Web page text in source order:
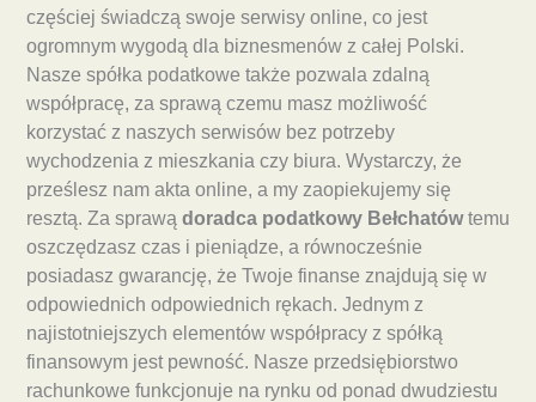
częściej świadczą swoje serwisy online, co jest
ogromnym wygodą dla biznesmenów z całej Polski.
Nasze spółka podatkowe także pozwala zdalną
współpracę, za sprawą czemu masz możliwość
korzystać z naszych serwisów bez potrzeby
wychodzenia z mieszkania czy biura. Wystarczy, że
prześlesz nam akta online, a my zaopiekujemy się
resztą. Za sprawą doradca podatkowy Bełchatówtemu
oszczędzasz czas i pieniądze, a równocześnie
posiadasz gwarancję, że Twoje finanse znajdują się w
odpowiednich odpowiednich rękach. Jednym z
najistotniejszych elementów współpracy z spółką
finansowym jest pewność. Nasze przedsiębiorstwo
rachunkowe funkcjonuje na rynku od ponad dwudziestu